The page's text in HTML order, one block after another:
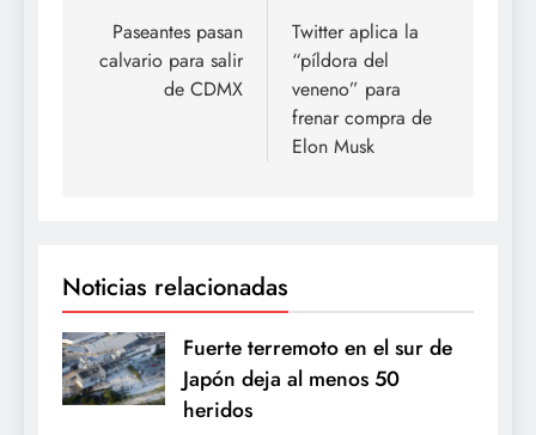
de
entradas
Paseantes pasan
calvario para salir
de CDMX
Twitter aplica la
“píldora del
veneno” para
frenar compra de
Elon Musk
Noticias relacionadas
Fuerte terremoto en el sur de
Japón deja al menos 50
heridos